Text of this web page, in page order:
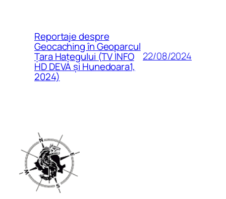
Reportaje despre
Geocaching în Geoparcul
Țara Hațegului (TV INFO
HD DEVA și Hunedoara1,
2024)
22/08/2024